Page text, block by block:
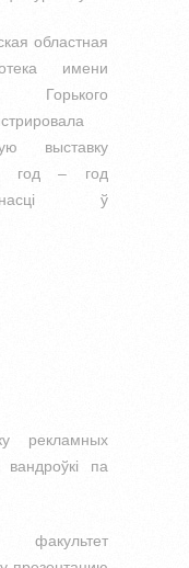
областная
имени
выставку
год – год
ў
рекламных
па
факультет